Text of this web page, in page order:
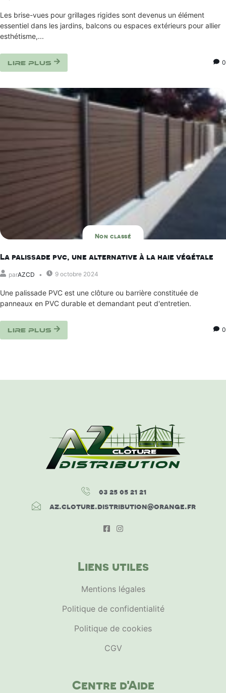
Les brise-vues pour grillages rigides sont devenus un élément
essentiel dans les jardins, balcons ou espaces extérieurs pour allier
esthétisme,...
Lire plus 0
Non classé
La palissade pvc, une alternative à la haie végétale
parAZCD 9 octobre 2024
Une palissade PVC est une clôture ou barrière constituée de
panneaux en PVC durable et demandant peut d'entretien.
Lire plus 0
03 25 05 21 21
az.cloture.distribution@orange.fr
Liens utiles
Mentions légales
Politique de confidentialité
Politique de cookies
CGV
Centre d'Aide